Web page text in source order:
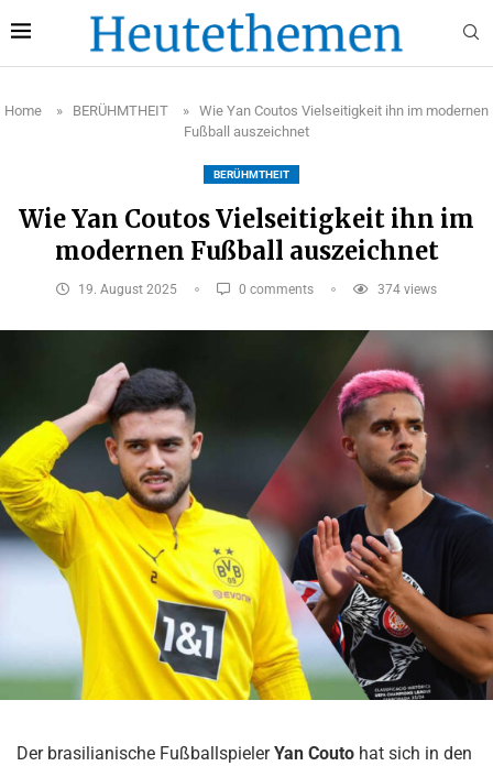
Home » BERÜHMTHEIT » Wie Yan Coutos Vielseitigkeit ihn im modernen
Fußball auszeichnet
BERÜHMTHEIT
Wie Yan Coutos Vielseitigkeit ihn im
modernen Fußball auszeichnet
19. August 2025 0 comments 374 views
Der brasilianische FußballspielerYan Couto hat sich in den